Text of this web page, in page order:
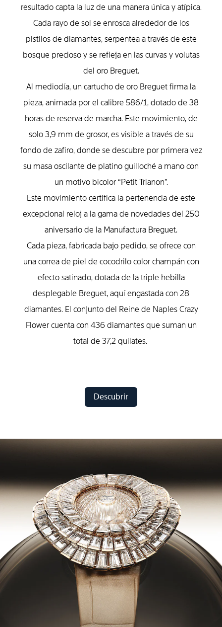
resultado capta la luz de una manera única y atípica.
Cada rayo de sol se enrosca alrededor de los
pistilos de diamantes, serpentea a través de este
bosque precioso y se refleja en las curvas y volutas
del oro Breguet.
Al mediodía, un cartucho de oro Breguet firma la
pieza, animada por el calibre 586/1, dotado de 38
horas de reserva de marcha. Este movimiento, de
solo 3,9 mm de grosor, es visible a través de su
fondo de zafiro, donde se descubre por primera vez
su masa oscilante de platino guilloché a mano con
un motivo bicolor “Petit Trianon”.
Este movimiento certifica la pertenencia de este
excepcional reloj a la gama de novedades del 250
aniversario de la Manu­factura Breguet.
Cada pieza, fabricada bajo pedido, se ofrece con
una correa de piel de cocodrilo color champán con
efecto satinado, dotada de la triple hebilla
desplegable Breguet, aquí engastada con 28
diamantes. El conjunto del Reine de Naples Crazy
Flower cuenta con 436 diamantes que suman un
total de 37,2 quilates.
Descubrir